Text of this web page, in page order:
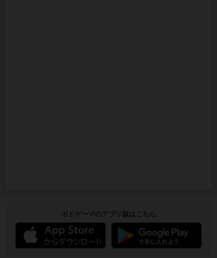
ボドゲーマのアプリ版はこちら